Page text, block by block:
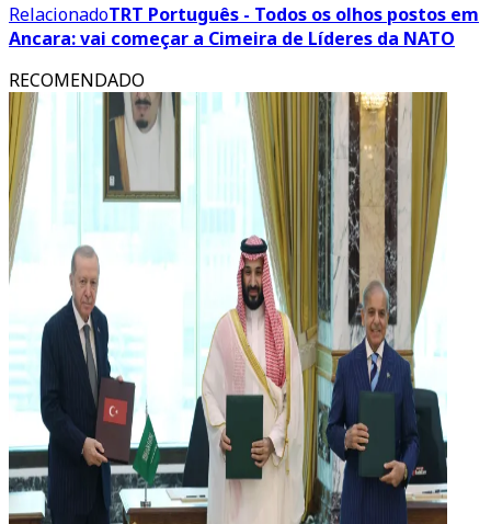
RelacionadoTRT Português - Todos os olhos postos em
Ancara: vai começar a Cimeira de Líderes da NATO
RECOMENDADO